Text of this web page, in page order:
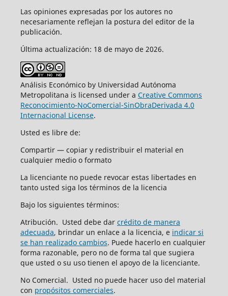
Las opiniones expresadas por los autores no
necesariamente reflejan la postura del editor de la
publicación.
Última actualización: 18 de mayo de 2026.
Análisis Económico by Universidad Autónoma
Metropolitana is licensed under a Creative Commons
Reconocimiento-NoComercial-SinObraDerivada 4.0
Internacional License.
Usted es libre de:
Compartir — copiar y redistribuir el material en
cualquier medio o formato
La licenciante no puede revocar estas libertades en
tanto usted siga los términos de la licencia
Bajo los siguientes términos:
Atribución. Usted debe dar crédito de manera
adecuada, brindar un enlace a la licencia, e indicar si
se han realizado cambios. Puede hacerlo en cualquier
forma razonable, pero no de forma tal que sugiera
que usted o su uso tienen el apoyo de la licenciante.
No Comercial. Usted no puede hacer uso del material
con propósitos comerciales.